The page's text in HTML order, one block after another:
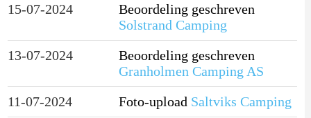
15-07-2024
Beoordeling geschreven
Solstrand Camping
13-07-2024
Beoordeling geschreven
Granholmen Camping AS
11-07-2024
Foto-upload Saltviks Camping